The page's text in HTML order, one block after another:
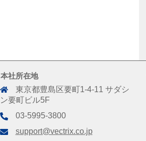
本社所在地
東京都豊島区要町1-4-11 サダシ
ン要町ビル5F
03-5995-3800
support@vectrix.co.jp